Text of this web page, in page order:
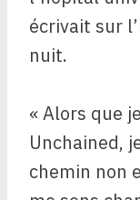
écrivait sur
nuit.
« Alors que
Unchained,
chemin non